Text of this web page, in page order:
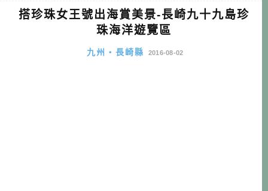
搭珍珠女王號出海賞美景-長崎九十九島珍
珠海洋遊覽區
九州・長崎縣 2016-08-02